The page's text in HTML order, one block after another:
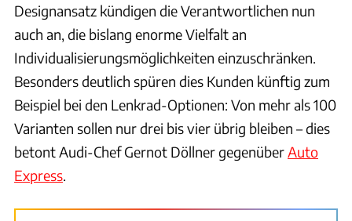
Designansatz kündigen die Verantwortlichen nun
auch an, die bislang enorme Vielfalt an
Individualisierungsmöglichkeiten einzuschränken.
Besonders deutlich spüren dies Kunden künftig zum
Beispiel bei den Lenkrad-Optionen: Von mehr als 100
Varianten sollen nur drei bis vier übrig bleiben – dies
betont Audi-Chef Gernot Döllner gegenüberAuto
Express.